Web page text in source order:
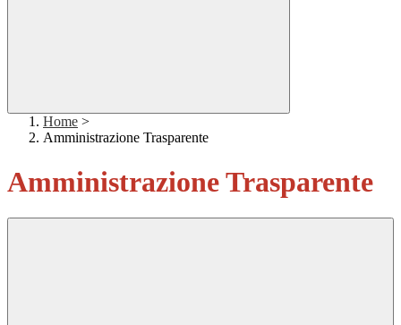
Home >
Amministrazione Trasparente
Amministrazione Trasparente